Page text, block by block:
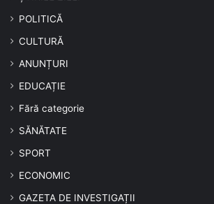
POLITICĂ
CULTURĂ
ANUNȚURI
EDUCAȚIE
Fără categorie
SĂNĂTATE
SPORT
ECONOMIC
GAZETA DE INVESTIGAȚII